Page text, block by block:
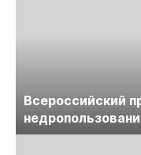
Всероссийский